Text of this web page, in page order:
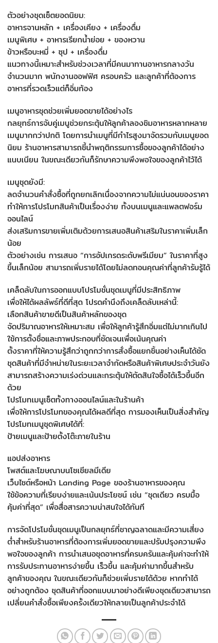
ตัวอย่างชุดเซ็ตยอดนิยม:
อาหารจานหลัก + เครื่องเคียง + เครื่องดื่ม
เมนูพิเศษ + อาหารเรียกน้ำย่อย + ของหวาน
ข้าวหรือบะหมี่ + ซุป + เครื่องดื่ม
แนวทางนี้เหมาะสำหรับช่วงเวลาที่มีคนมาทานอาหารกลางวัน
จำนวนมาก พนักงานออฟฟิศ ครอบครัว และลูกค้าที่ต้องการ
อาหารที่รวดเร็วแต่ก็อิ่มท้อง
เมนูอาหารชุดช่วยเพิ่มยอดขายได้อย่างไร
กลยุทธ์การจับคู่เมนูช่วยกระตุ้นให้ลูกค้าลองชิมอาหารหลากหลาย
เมนูมากกว่าปกติ โดยการนำเมนูที่มีกำไรสูงมาจัดรวมกับเมนูยอด
นิยม ร้านอาหารสามารถชี้นำพฤติกรรมการซื้อของลูกค้าได้อย่าง
แนบเนียน ในขณะเดียวกันก็รักษาความพึงพอใจของลูกค้าไว้ได้
เมนูชุดยังมี:
ลดจำนวนคำสั่งซื้อที่ถูกยกเลิกเนื่องจากความไม่แน่นอนของราคา
ทำให้การโปรโมทสินค้าเป็นเรื่องง่าย ทั้งบนเมนูและแพลตฟอร์ม
ออนไลน์
ส่งเสริมการขายเพิ่มเติมด้วยการเสนอสินค้าเสริมในราคาเพิ่มเล็ก
น้อย
ตัวอย่างเช่น การเสนอ “การอัปเกรดระดับพรีเมียม” ในราคาที่สูง
ขึ้นเล็กน้อย สามารถเพิ่มรายได้โดยไม่ลดทอนคุณค่าที่ลูกค้ารับรู้ได้
เคล็ดลับในการออกแบบโปรโมชั่นชุดเมนูที่มีประสิทธิภาพ
เพื่อให้ได้ผลลัพธ์ที่ดีที่สุด โปรดคำนึงถึงเคล็ดลับเหล่านี้:
เลือกสินค้าขายดีเป็นสินค้าหลักของชุด
จัดปริมาณอาหารให้เหมาะสม เพื่อให้ลูกค้ารู้สึกอิ่มแต่ไม่มากเกินไป
ใช้การตั้งชื่อและภาพประกอบที่ชัดเจนเพื่อเน้นคุณค่า
ตั้งราคาที่ให้ความรู้สึกว่าถูกกว่าการสั่งซื้อแยกชิ้นอย่างเห็นได้ชัด
ชุดสินค้าที่มีจำหน่ายในระยะเวลาจำกัดหรือสินค้าพิเศษประจำวันยัง
สามารถสร้างความเร่งด่วนและกระตุ้นให้ตัดสินใจซื้อได้เร็วขึ้นอีก
ด้วย
โปรโมทเมนูเซ็ตทั้งทางออนไลน์และในร้านค้า
เพื่อให้การโปรโมทของคุณได้ผลดีที่สุด การมองเห็นเป็นสิ่งสำคัญ
โปรโมทเมนูชุดพิเศษได้ที่:
ป้ายเมนูและป้ายตั้งโต๊ะภายในร้าน
แอปส่งอาหาร
โพสต์และโฆษณาบนโซเชียลมีเดีย
เว็บไซต์หรือหน้า Landing Page ของร้านอาหารของคุณ
ใช้ข้อความที่เรียบง่ายและเน้นประโยชน์ เช่น “ชุดเดียว ครบมื้อ
คุ้มค่าที่สุด” เพื่อสื่อสารความน่าสนใจได้ทันที
การจัดโปรโมชั่นชุดเมนูเป็นกลยุทธ์ที่ชาญฉลาดและมีความเสี่ยง
ต่ำสำหรับร้านอาหารที่ต้องการเพิ่มยอดขายและปรับปรุงความพึง
พอใจของลูกค้า การนำเสนอชุดอาหารที่ครบครันและคุ้มค่าจะทำให้
การรับประทานอาหารง่ายขึ้น เร็วขึ้น และคุ้มค่ามากขึ้นสำหรับ
ลูกค้าของคุณ ในขณะเดียวกันก็ช่วยเพิ่มรายได้ด้วย หากทำได้
อย่างถูกต้อง ชุดสินค้าที่ออกแบบมาอย่างดีเพียงชุดเดียวสามารถ
เปลี่ยนคำสั่งซื้อเพียงครั้งเดียวให้กลายเป็นลูกค้าประจำได้